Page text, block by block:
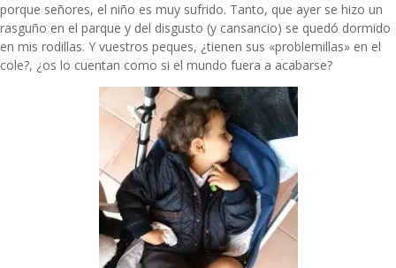
porque señores, el niño es muy sufrido. Tanto, que ayer se hizo un
rasguño en el parque y del disgusto (y cansancio) se quedó dormido
en mis rodillas. Y vuestros peques, ¿tienen sus «problemillas» en el
cole?, ¿os lo cuentan como si el mundo fuera a acabarse?